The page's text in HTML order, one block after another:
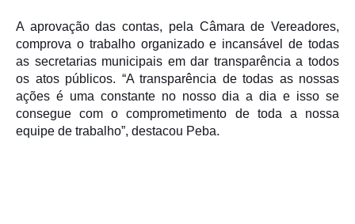
A aprovação das contas, pela Câmara de Vereadores,
comprova o trabalho organizado e incansável de todas
as secretarias municipais em dar transparência a todos
os atos públicos. “A transparência de todas as nossas
ações é uma constante no nosso dia a dia e isso se
consegue com o comprometimento de toda a nossa
equipe de trabalho”, destacou Peba.